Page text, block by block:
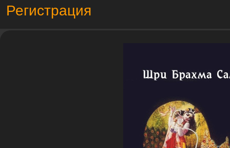
Регистрация